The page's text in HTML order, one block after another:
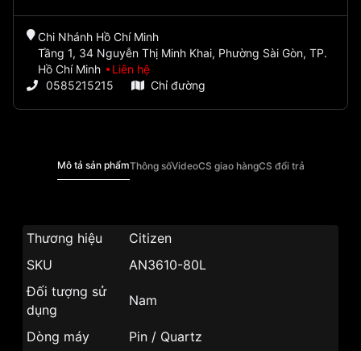
Chi Nhánh Hồ Chí Minh
Tầng 1, 34 Nguyễn Thị Minh Khai, Phường Sài Gòn, TP.
Hồ Chí Minh
Liên hệ
0585215215
Chỉ đường
Mô tả sản phẩmThông sốVideoCS giao hàngCS đổi trả
Thương hiệu
Citizen
SKU
AN3610-80L
Đối tượng sử
dụng
Nam
Dòng máy Pin / Quartz